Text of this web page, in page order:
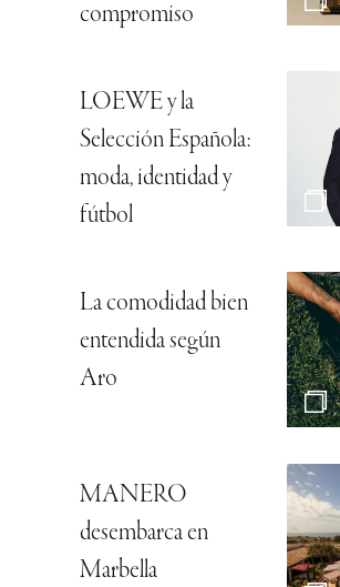
compromiso
LOEWE y la
Selección Española:
moda, identidad y
fútbol
La comodidad bien
entendida según
Aro
MANERO
desembarca en
Marbella